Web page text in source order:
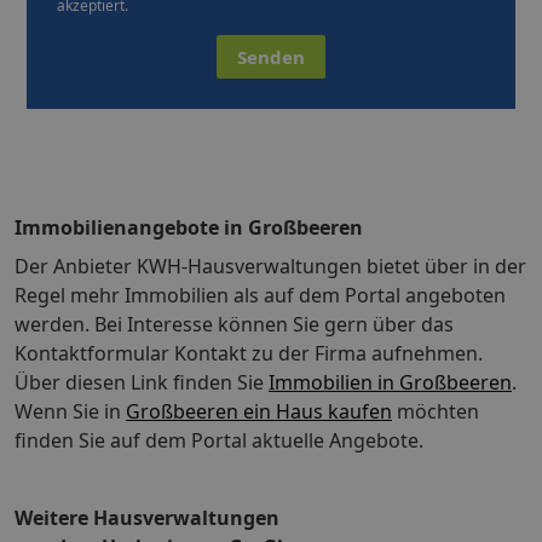
akzeptiert.
Senden
Immobilienangebote in Großbeeren
Der Anbieter KWH-Hausverwaltungen bietet über in der
Regel mehr Immobilien als auf dem Portal angeboten
werden. Bei Interesse können Sie gern über das
Kontaktformular Kontakt zu der Firma aufnehmen.
Über diesen Link finden Sie Immobilien in Großbeeren.
Wenn Sie in Großbeeren ein Haus kaufen möchten
finden Sie auf dem Portal aktuelle Angebote.
Weitere Hausverwaltungen